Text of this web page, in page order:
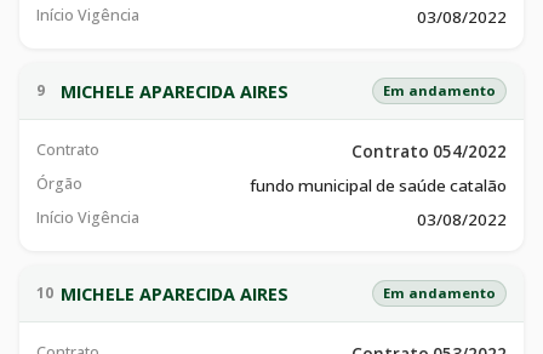
Início Vigência 03/08/2022
9 MICHELE APARECIDA AIRES Em andamento
Contrato Contrato 054/2022
Órgão fundo municipal de saúde catalão
Início Vigência 03/08/2022
10 MICHELE APARECIDA AIRES Em andamento